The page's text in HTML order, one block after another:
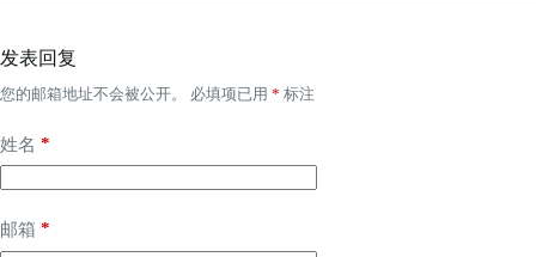
发表回复
您的邮箱地址不会被公开。 必填项已用 * 标注
姓名 *
邮箱 *